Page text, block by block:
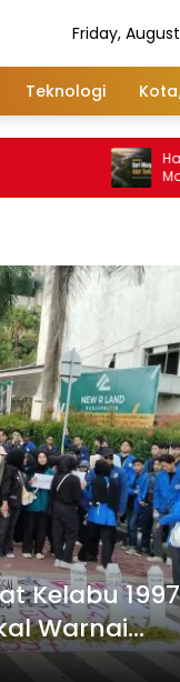
Friday,
Teknologi
Hari
Dayak
Kelabu
Warnai